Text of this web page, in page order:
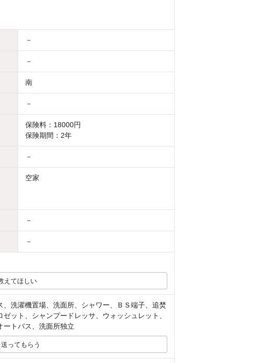
－
－
南
－
保険料：18000円
保険期間：2年
－
空家
－
－
えてほしい
洗濯機置場、洗面所、シャワー、ＢＳ端子、追焚
ット、シャンプードレッサ、ウォッシュレット、
ートバス、洗面所独立
ってもらう